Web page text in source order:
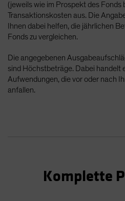
(jeweils wie im Prospekt des Fonds
Transaktionskosten aus. Die
Ihnen dabei helfen, die jährlichen
Fonds zu vergleichen.
Die angegebenen
sind Höchstbeträge. Dabei handelt
Aufwendungen, die vor oder nach
anfallen.
Komplette